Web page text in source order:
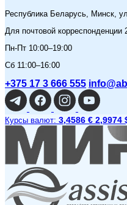
Республика Беларусь, Минск,
Для почтовой
Пн-Пт 10:00–19:00
Сб 11:00–16:00
+375 17 3 666 555
Курсы валют: 3,4586 € 2,9974